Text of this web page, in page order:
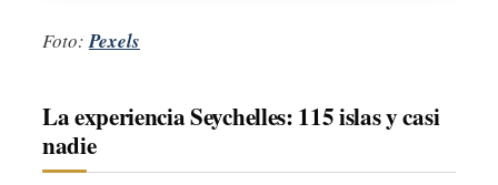
Foto:Pexels
La experiencia Seychelles: 115 islas y casi
nadie